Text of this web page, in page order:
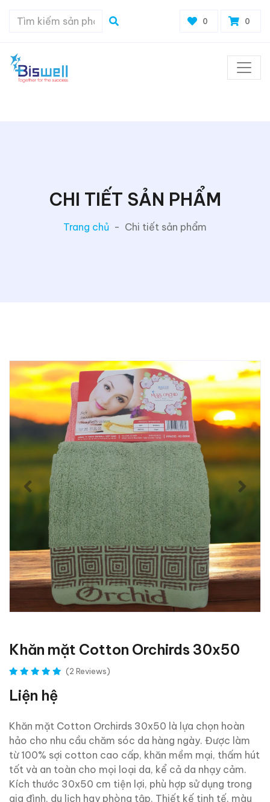
0 0
CHI TIẾT SẢN PHẨM
Trang chủ - Chi tiết sản phẩm
Khăn mặt Cotton Orchirds 30x50
(2 Reviews)
Liện hệ
Khăn mặt Cotton Orchirds 30x50 là lựa chọn hoàn
hảo cho nhu cầu chăm sóc da hàng ngày. Được làm
từ 100% sợi cotton cao cấp, khăn mềm mại, thấm hút
tốt và an toàn cho mọi loại da, kể cả da nhạy cảm.
Kích thước 30x50 cm tiện lợi, phù hợp sử dụng trong
gia đình, du lịch hay phòng tập. Thiết kế tinh tế, màu